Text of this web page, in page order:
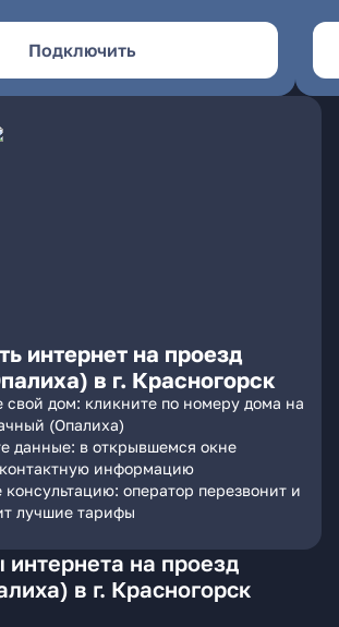
Подключить
интернет на проезд
в г. Красногорск
свой дом: кликните по номеру дома на
(Опалиха)
данные: в открывшемся окне
контактную информацию
консультацию: оператор перезвонит и
лучшие тарифы
на проезд
в г. Красногорск